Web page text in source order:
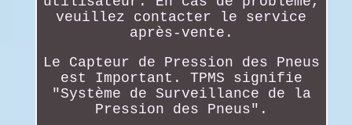
veuillez contacter le service
après-vente.
Le Capteur de Pression des Pneus
est Important. TPMS signifie
"Système de Surveillance de la
Pression des Pneus".